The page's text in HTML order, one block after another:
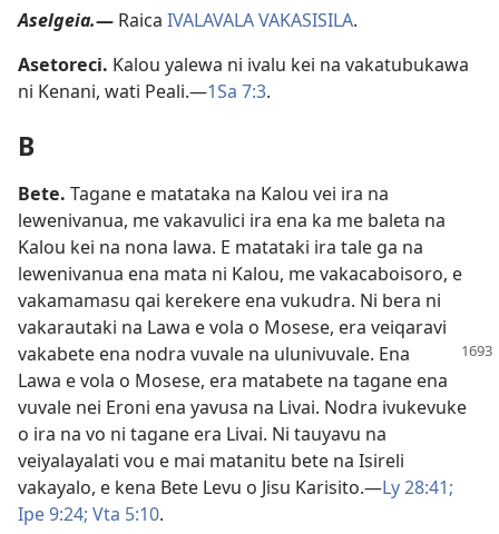
Aselgeia.​— Raica IVALAVALA VAKASISILA.
Asetoreci. Kalou yalewa ni ivalu kei na vakatubukawa
ni Kenani, wati Peali.​—1Sa 7:3.
B
Bete. Tagane e matataka na Kalou vei ira na
lewenivanua, me vakavulici ira ena ka me baleta na
Kalou kei na nona lawa. E matataki ira tale ga na
lewenivanua ena mata ni Kalou, me vakacaboisoro, e
vakamamasu qai kerekere ena vukudra. Ni bera ni
vakarautaki na Lawa e vola o Mosese, era veiqaravi
vakabete ena nodra vuvale na ulunivuvale. Ena
Lawa e vola o Mosese, era matabete na tagane ena
vuvale nei Eroni ena yavusa na Livai. Nodra ivukevuke
o ira na vo ni tagane era Livai. Ni tauyavu na
veiyalayalati vou e mai matanitu bete na Isireli
vakayalo, e kena Bete Levu o Jisu Karisito.​—Ly 28:41;
Ipe 9:24; Vta 5:10.